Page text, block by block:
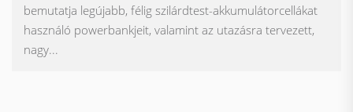
bemutatja legújabb, félig szilárdtest-akkumulátorcellákat
használó powerbankjeit, valamint az utazásra tervezett,
nagy...